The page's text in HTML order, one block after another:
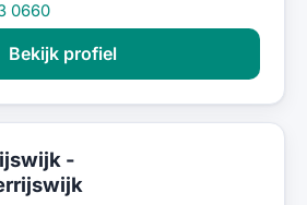
0660
Bekijk profiel
-